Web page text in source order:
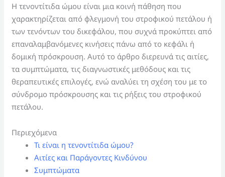
Η τενοντίτιδα ώμου είναι μια κοινή πάθηση που
χαρακτηρίζεται από φλεγμονή του στροφικού πετάλου ή
των τενόντων του δικεφάλου, που συχνά προκύπτει από
επαναλαμβανόμενες κινήσεις πάνω από το κεφάλι ή
δομική πρόσκρουση. Αυτό το άρθρο διερευνά τις αιτίες,
τα συμπτώματα, τις διαγνωστικές μεθόδους και τις
θεραπευτικές επιλογές, ενώ αναλύει τη σχέση του με το
σύνδρομο πρόσκρουσης και τις ρήξεις του στροφικού
πετάλου.
Περιεχόμενα
Τι είναι η τενοντίτιδα ώμου?
Αιτίες και Παράγοντες Κινδύνου
Συμπτώματα